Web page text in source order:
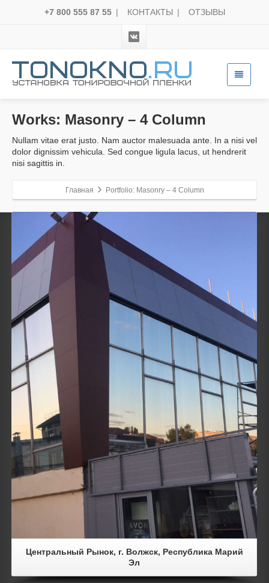
+7 800 555 87 55 | КОНТАКТЫ | ОТЗЫВЫ
Works: Masonry – 4 Column
Nullam vitae erat justo. Nam auctor malesuada ante. In a nisi vel
dolor dignissim vehicula. Sed congue ligula lacus, ut hendrerit
nisi sagittis in.
Главная Portfolio: Masonry – 4 Column
Details
Центральный Рынок, г. Волжск, Республика Марий
Эл